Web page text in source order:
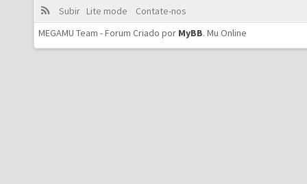
Subir Lite mode
Contate-nos
MEGAMU Team - Forum Criado por MyBB. Mu Online